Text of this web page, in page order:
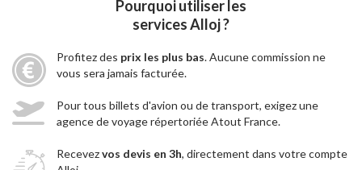
Pourquoi utiliser les
services Alloj ?
Profitez des prix les plus bas. Aucune commission ne
vous sera jamais facturée.
Pour tous billets d'avion ou de transport, exigez une
agence de voyage répertoriée Atout France.
Recevezvos devis en 3h, directement dans votre compte